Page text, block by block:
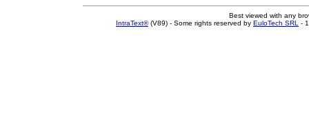
Best viewed with any
IntraText®(V89) - Some rights reserved by EuloTech SRL -